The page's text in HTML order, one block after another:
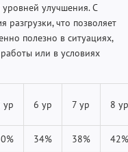
уровней улучшения. С
что позволяет
полезно в ситуациях,
или в условиях
ур 6 ур 7 ур 8 ур
34% 38% 42%